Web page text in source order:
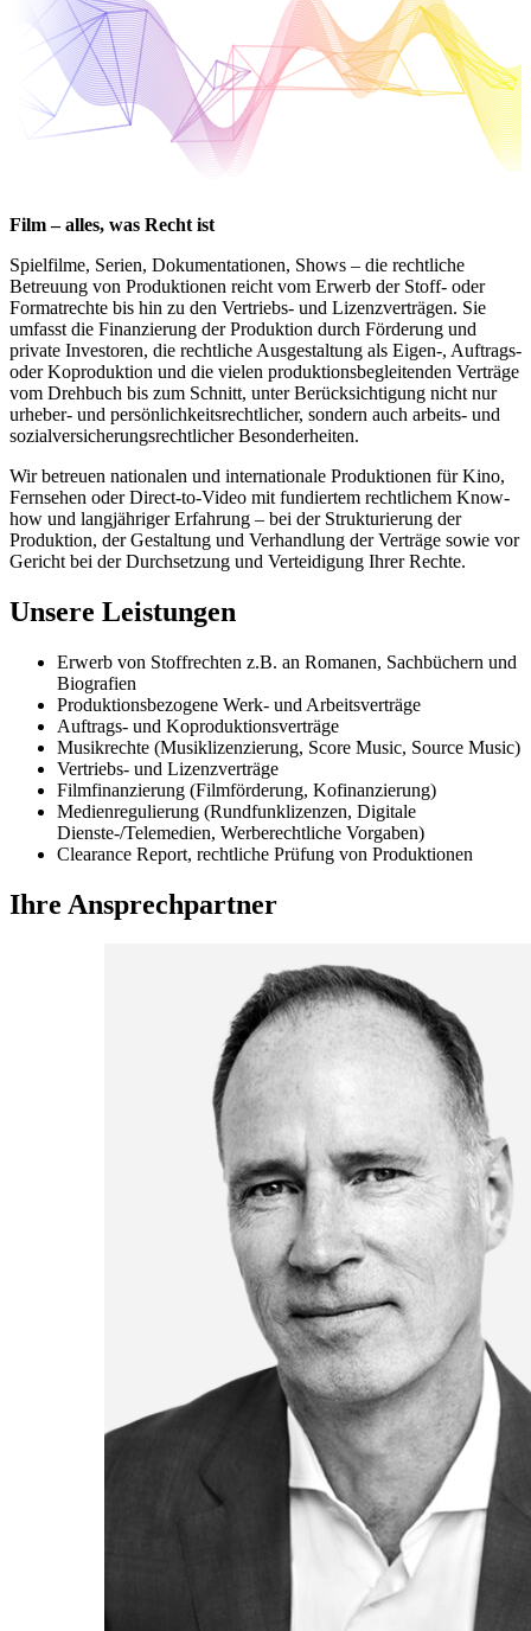
Film – alles, was Recht ist
Spielfilme, Serien, Dokumentationen, Shows – die rechtliche
Betreuung von Produktionen reicht vom Erwerb der Stoff- oder
Formatrechte bis hin zu den Vertriebs- und Lizenzverträgen. Sie
umfasst die Finanzierung der Produktion durch Förderung und
private Investoren, die rechtliche Ausgestaltung als Eigen-, Auftrags-
oder Koproduktion und die vielen produktionsbegleitenden Verträge
vom Drehbuch bis zum Schnitt, unter Berücksichtigung nicht nur
urheber- und persönlichkeitsrechtlicher, sondern auch arbeits- und
sozialversicherungsrechtlicher Besonderheiten.
Wir betreuen nationalen und internationale Produktionen für Kino,
Fernsehen oder Direct-to-Video mit fundiertem rechtlichem Know-
how und langjähriger Erfahrung – bei der Strukturierung der
Produktion, der Gestaltung und Verhandlung der Verträge sowie vor
Gericht bei der Durchsetzung und Verteidigung Ihrer Rechte.
Unsere Leistungen
Erwerb von Stoffrechten z.B. an Romanen, Sachbüchern und
Biografien
Produktionsbezogene Werk- und Arbeitsverträge
Auftrags- und Koproduktionsverträge
Musikrechte (Musiklizenzierung, Score Music, Source Music)
Vertriebs- und Lizenzverträge
Filmfinanzierung (Filmförderung, Kofinanzierung)
Medienregulierung (Rundfunklizenzen, Digitale
Dienste-/Telemedien, Werberechtliche Vorgaben)
Clearance Report, rechtliche Prüfung von Produktionen
Ihre Ansprechpartner